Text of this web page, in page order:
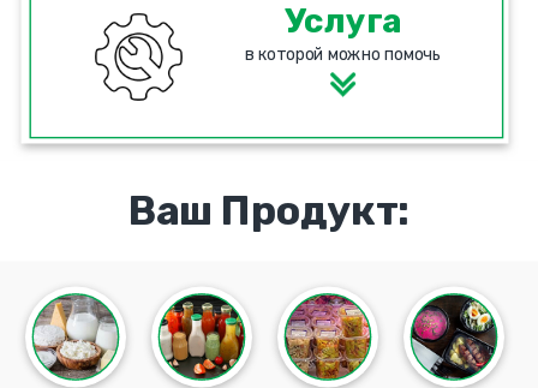
Услуга
в которой можно помочь
Ваш Продукт: